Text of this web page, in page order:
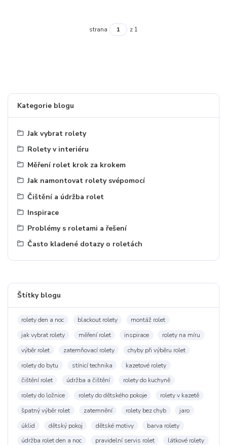
Kategorie blogu
Jak vybrat rolety
Rolety v interiéru
Měření rolet krok za krokem
Jak namontovat rolety svépomocí
Čištění a údržba rolet
Inspirace
Problémy s roletami a řešení
Často kladené dotazy o roletách
Štítky blogu
rolety den a noc blackout rolety
montáž rolet
jak vybrat rolety
měření rolet inspirace
rolety na míru
výběr rolet
zatemňovací rolety
chyby při výběru rolet
rolety do bytu
stínicí technika
kazetové rolety
čištění rolet
údržba a čištění
rolety do kuchyně
rolety do ložnice
rolety do dětského pokoje
rolety v kazetě
špatný výběr rolet
zatemnění rolety bez chyb
jaro
úklid
dětský pokoj dětské motivy
barva rolety
údržba rolet den a noc
pravidelní servis rolet látkové rolety
strana z 1